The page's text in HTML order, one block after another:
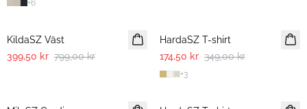
+6
KildaSZ Väst
399,50 kr 799,00 kr
HardaSZ T-shirt
174,50 kr 349,00 kr
+3